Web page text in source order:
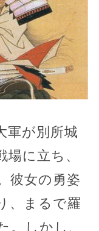
軍が別所城
に立ち、
彼女の勇姿
、まるで羅
。しかし、